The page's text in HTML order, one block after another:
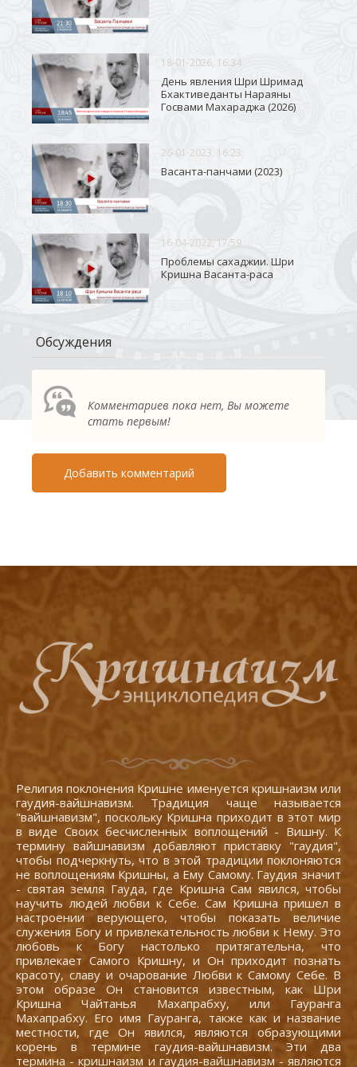
18-01-2026, 16:34
День явления Шри Шримад
Бхактиведанты Нараяны
Госвами Махараджа (2026)
26-01-2023, 16:23
Васанта-панчами (2023)
16-04-2022, 17:59
Проблемы сахаджии. Шри
Кришна Васанта-раса
Обсуждения
Комментариев пока нет, Вы можете
стать первым!
Добавить комментарий
Религия поклонения Кришне именуется кришнаизм или
гаудия-вайшнавизм. Традиция чаще называется
"вайшнавизм", поскольку Кришна приходит в этот мир
в виде Своих бесчисленных воплощений - Вишну. К
термину вайшнавизм добавляют приставку "гаудия",
чтобы подчеркнуть, что в этой традиции поклоняются
не воплощениям Кришны, а Ему Самому. Гаудия значит
- святая земля Гауда, где Кришна Сам явился, чтобы
научить людей любви к Себе. Сам Кришна пришел в
настроении верующего, чтобы показать величие
служения Богу и привлекательность любви к Нему. Это
любовь к Богу настолько притягательна, что
привлекает Самого Кришну, и Он приходит познать
красоту, славу и очарование Любви к Самому Себе. В
этом образе Он становится известным, как Шри
Кришна Чайтанья Махапрабху, или Гауранга
Махапрабху. Его имя Гауранга, также как и название
местности, где Он явился, являются образующими
корень в термине гаудия-вайшнавизм. Эти два
термина - кришнаизм и гаудия-вайшнавизм - являются